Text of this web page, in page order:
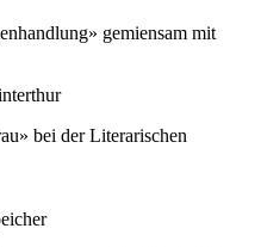
gemiensam mit
bei der Literarischen